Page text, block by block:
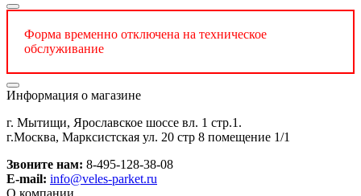
Форма временно отключена на техническое
обслуживание
Информация о магазине
г. Мытищи, Ярославское шоссе вл. 1 стр.1.
г.Москва, Марксистская ул. 20 стр 8 помещение 1/1
Звоните нам: 8-495-128-38-08
E-mail: info@veles-parket.ru
О компании